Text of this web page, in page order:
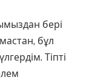
бері
бұл
Тіпті